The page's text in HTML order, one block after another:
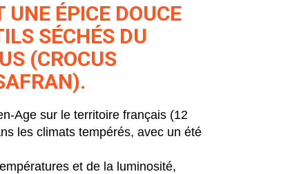
UNE ÉPICE DOUCE
SÉCHÉS DU
(CROCUS
Age sur le territoire français (12
les climats tempérés, avec un été
et de la luminosité,